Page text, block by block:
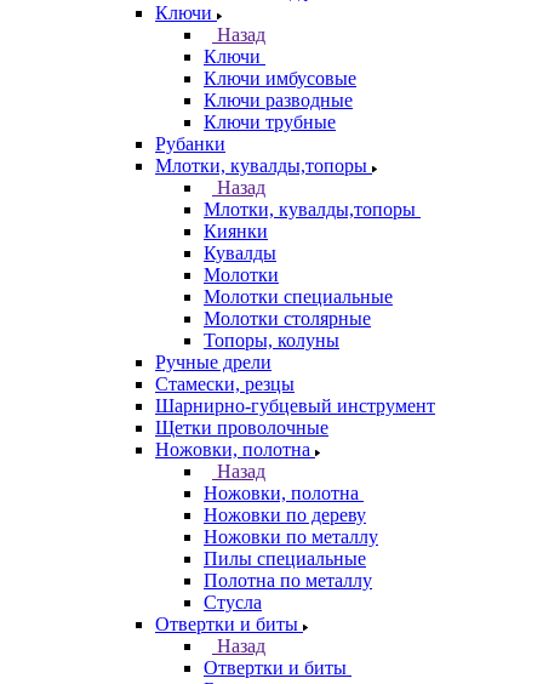
Ключи
Назад
Ключи
Ключи имбусовые
Ключи разводные
Ключи трубные
Рубанки
Млотки, кувалды,топоры
Назад
Млотки, кувалды,топоры
Киянки
Кувалды
Молотки
Молотки специальные
Молотки столярные
Топоры, колуны
Ручные дрели
Стамески, резцы
Шарнирно-губцевый инструмент
Щетки проволочные
Ножовки, полотна
Назад
Ножовки, полотна
Ножовки по дереву
Ножовки по металлу
Пилы специальные
Полотна по металлу
Стусла
Отвертки и биты
Назад
Отвертки и биты